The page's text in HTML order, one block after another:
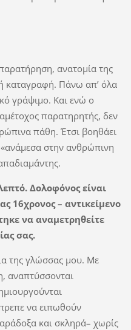
ανατομία της
καταγραφή. Πάνω απ’ όλα
γράψιμο. Και ενώ ο
παρατηρητής, δεν
πάθη. Έτσι βοηθάει
στην ανθρώπινη
Δολοφόνος είναι
16χρονος – αντικείμενο
να αναμετρηθείτε
σας.
της γλώσσας μου. Με
αναπτύσσονται
να ειπωθούν
και σκληρά– χωρίς